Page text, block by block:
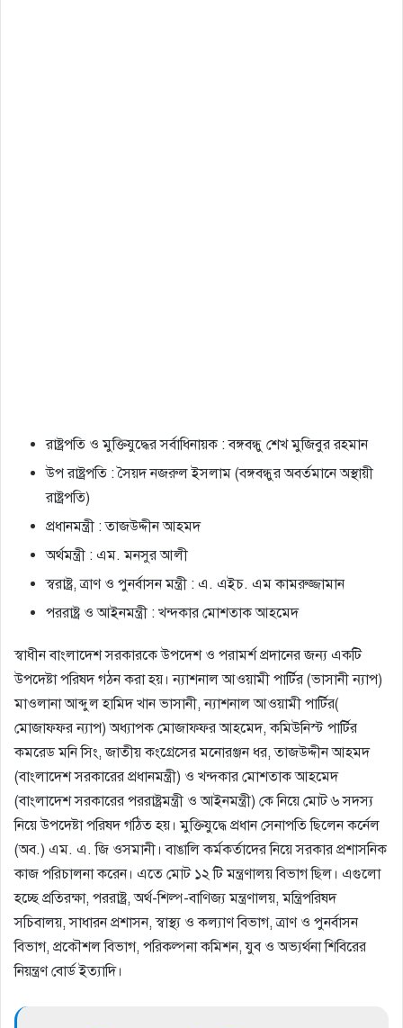
রাষ্ট্রপতি ও মুক্তিযুদ্ধের সর্বাধিনায়ক : বঙ্গবন্ধু শেখ মুজিবুর রহমান
উপ রাষ্ট্রপতি : সৈয়দ নজরুল ইসলাম (বঙ্গবন্ধুর অবর্তমানে অস্থায়ী
রাষ্ট্রপতি)
প্রধানমন্ত্রী : তাজউদ্দীন আহমদ
অর্থমন্ত্রী : এম. মনসুর আলী
স্বরাষ্ট্র, ত্রাণ ও পুনর্বাসন মন্ত্রী : এ. এইচ. এম কামরুজ্জামান
পররাষ্ট্র ও আইনমন্ত্রী : খন্দকার মোশতাক আহমেদ
স্বাধীন বাংলাদেশ সরকারকে উপদেশ ও পরামর্শ প্রদানের জন্য একটি
উপদেষ্টা পরিষদ গঠন করা হয়। ন্যাশনাল আওয়ামী পার্টির (ভাসানী ন্যাপ)
মাওলানা আব্দুল হামিদ খান ভাসানী, ন্যাশনাল আওয়ামী পার্টির(
মোজাফফর ন্যাপ) অধ্যাপক মোজাফ্ফর আহমেদ, কমিউনিস্ট পার্টির
কমরেড মনি সিং, জাতীয় কংগ্রেসের মনোরঞ্জন ধর, তাজউদ্দীন আহমদ
(বাংলাদেশ সরকারের প্রধানমন্ত্রী) ও খন্দকার মোশতাক আহমেদ
(বাংলাদেশ সরকারের পররাষ্ট্রমন্ত্রী ও আইনমন্ত্রী) কে নিয়ে মোট ৬ সদস্য
নিয়ে উপদেষ্টা পরিষদ গঠিত হয়। মুক্তিযুদ্ধে প্রধান সেনাপতি ছিলেন কর্নেল
(অব.) এম. এ. জি ওসমানী। বাঙালি কর্মকর্তাদের নিয়ে সরকার প্রশাসনিক
কাজ পরিচালনা করেন। এতে মোট ১২ টি মন্ত্রণালয় বিভাগ ছিল। এগুলো
হচ্ছে প্রতিরক্ষা, পররাষ্ট্র, অর্থ-শিল্প-বাণিজ্য মন্ত্রণালয়, মন্ত্রিপরিষদ
সচিবালয়, সাধারন প্রশাসন, স্বাস্থ্য ও কল্যাণ বিভাগ, ত্রাণ ও পুনর্বাসন
বিভাগ, প্রকৌশল বিভাগ, পরিকল্পনা কমিশন, যুব ও অভ্যর্থনা শিবিরের
নিয়ন্ত্রণ বোর্ড ইত্যাদি।